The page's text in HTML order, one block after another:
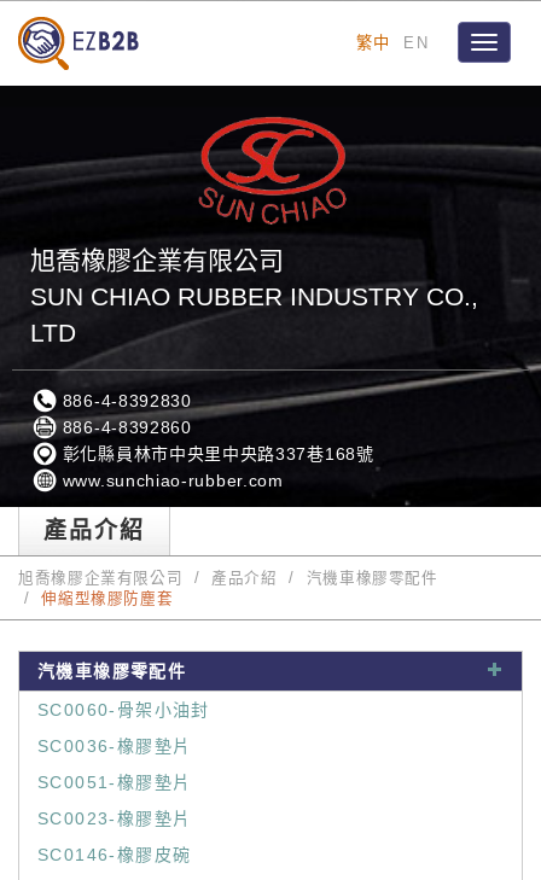
繁中 EN
Toggle
旭喬橡膠企業有限公司
SUN CHIAO RUBBER INDUSTRY CO.,
LTD
886-4-8392830
886-4-8392860
彰化縣員林市中央里中央路337巷168號
www.sunchiao-rubber.com
產品介紹
旭喬橡膠企業有限公司 產品介紹
汽機車橡膠零配件
伸縮型橡膠防塵套
汽機車橡膠零配件
SC0060-骨架小油封
SC0036-橡膠墊片
SC0051-橡膠墊片
SC0023-橡膠墊片
SC0146-橡膠皮碗